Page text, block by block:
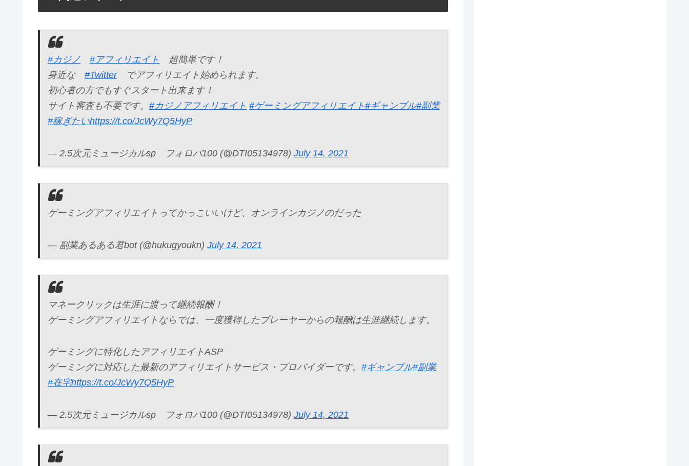
#カジノ #アフィリエイト
超簡単です！
身近な #Twitterでアフィリエイト始められます。
初心者の方でもすぐスタート出来ます！
サイト審査も不要です。 #カジノアフィリエイト #ゲーミングアフィリエイト#ギャンブル#副業
#稼ぎたいhttps://t.co/JcWy7Q5HyP
— 2.5次元ミュージカルsp フォロバ100 (@DTI05134978) July 14, 2021
ゲーミングアフィリエイトってかっこいいけど、オンラインカジノのだった
— 副業あるある君bot (@hukugyoukn) July 14, 2021
マネークリックは生涯に渡って継続報酬！
ゲーミングアフィリエイトならでは、一度獲得したプレーヤーからの報酬は生涯継続します。
ゲーミングに特化したアフィリエイトASP
ゲーミングに対応した最新のアフィリエイトサービス・プロバイダーです。 #ギャンブル#副業
#在宅https://t.co/JcWy7Q5HyP
— 2.5次元ミュージカルsp フォロバ100 (@DTI05134978) July 14, 2021